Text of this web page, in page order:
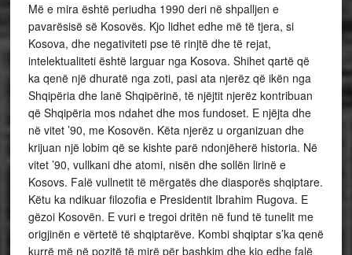
Më e mira është periudha 1990 deri në shpalljen e
pavarësisë së Kosovës. Kjo lidhet edhe më të tjera, si
Kosova, dhe negativiteti pse të rinjtë dhe të rejat,
intelektualiteti është larguar nga Kosova. Shihet qartë që
ka qenë një dhuratë nga zoti, pasi ata njerëz që ikën nga
Shqipëria dhe lanë Shqipërinë, të njëjtit njerëz kontribuan
që Shqipëria mos ndahet dhe mos fundoset. E njëjta dhe
në vitet ’90, me Kosovën. Këta njerëz u organizuan dhe
krijuan një lobim që se kishte parë ndonjëherë historia. Në
vitet ’90, vullkani dhe atomi, nisën dhe sollën lirinë e
Kosovs. Falë vullnetit të mërgatës dhe diasporës shqiptare.
Këtu ka ndikuar filozofia e Presidentit Ibrahim Rugova. E
gëzoi Kosovën. E vuri e tregoi dritën në fund të tunelit me
origjinën e vërtetë të shqiptarëve. Kombi shqiptar s’ka qenë
kurrë më në pozitë të mirë për bashkim dhe kjo edhe falë